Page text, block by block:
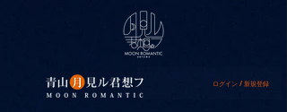
ログイン / 新規登録